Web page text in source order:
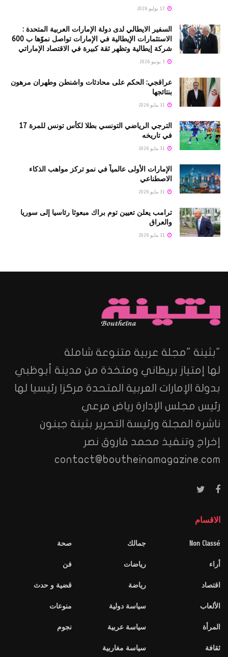
السفير الايطالي لدى دولة الإمارات العربية المتحدة :
الاستثمارات الإيطالية في الإمارات تواصل نموّها ب 600
شركة إيطالية وتظهر ثقة كبيرة في الاقتصاد الإماراتي
عراقجي: الحكم على محادثات واشنطن وطهران مرهون
بنتائجها
الترجي الرياضي التونسي بطلا لكأس تونس للمرة 17
في تاريخه
الإمارات الأولى عالمياً في نمو تركز مواهب الذكاء
الاصطناعي
ترامب يعلن تعيين توم براك مبعوثا رئاسيا إلى سوريا
والعراق
"بثينة "مجلة عربية متنوعة شاملة
لها إمتياز بريطاني ومتخذة من مدينة أبوظبي
بدولة الإمارات العربية المتحدة مركزا رئيسيا لها
رئيس مجلس الإدارة رياض مرعي
ناشرة المجلة ورئيسة التحرير بثينة جبنون
إخراج وتنفيذ محمد فاروق نصر
contact@boutheinamagazine.com
الاقسام
Non Classé
أراء
اقتصاد
الألعاب
المرأة
ثقافة
جمالك
رياضات
رياضة
سياسة دولية
سياسة عربية
سياسة مغاربية
صحة
فن
قضية و حدث
منوعات
نجوم